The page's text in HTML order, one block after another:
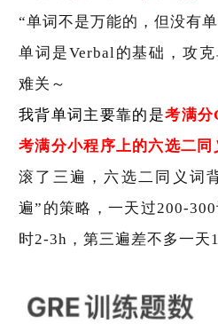
“单词不是万能的，但没有
单词是Verbal的基础，攻
难关～
我背单词主要靠的是考满分
考满分小程序上的六选二同
滚了三遍，六选二同义词
遍”的策略，一天过200-
时2-3h，第三遍差不多一天